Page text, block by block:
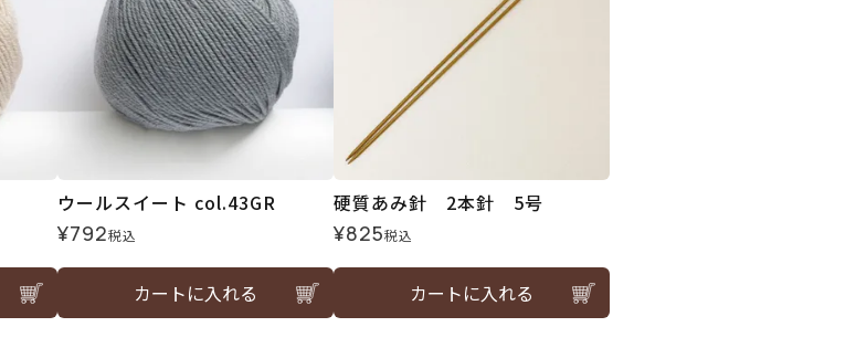
ウールスイート col.43GR
¥792税込
カートに入れる
硬質あみ針 2本針 5号
¥825税込
カートに入れる